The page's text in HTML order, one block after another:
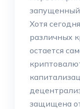
запущенный
Хотя
различных
остается
защищена